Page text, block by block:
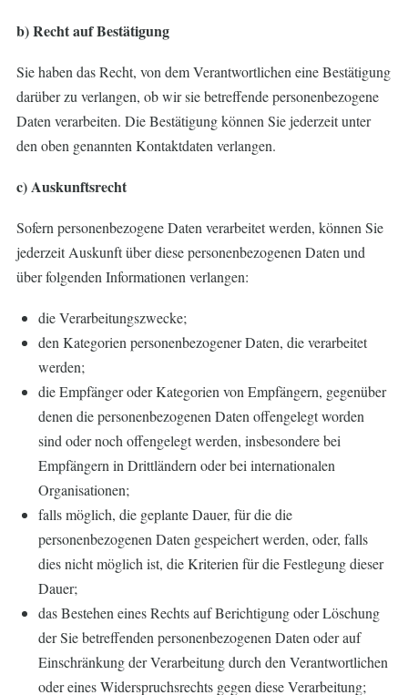
b) Recht auf Bestätigung
Sie haben das Recht, von dem Verantwortlichen eine Bestätigung
darüber zu verlangen, ob wir sie betreffende personenbezogene
Daten verarbeiten. Die Bestätigung können Sie jederzeit unter
den oben genannten Kontaktdaten verlangen.
c) Auskunftsrecht
Sofern personenbezogene Daten verarbeitet werden, können Sie
jederzeit Auskunft über diese personenbezogenen Daten und
über folgenden Informationen verlangen:
die Verarbeitungszwecke;
den Kategorien personenbezogener Daten, die verarbeitet
werden;
die Empfänger oder Kategorien von Empfängern, gegenüber
denen die personenbezogenen Daten offengelegt worden
sind oder noch offengelegt werden, insbesondere bei
Empfängern in Drittländern oder bei internationalen
Organisationen;
falls möglich, die geplante Dauer, für die die
personenbezogenen Daten gespeichert werden, oder, falls
dies nicht möglich ist, die Kriterien für die Festlegung dieser
Dauer;
das Bestehen eines Rechts auf Berichtigung oder Löschung
der Sie betreffenden personenbezogenen Daten oder auf
Einschränkung der Verarbeitung durch den Verantwortlichen
oder eines Widerspruchsrechts gegen diese Verarbeitung;